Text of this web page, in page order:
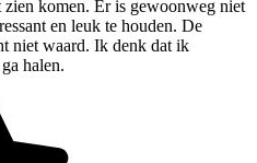
komen. Er is gewoonweg niet
en leuk te houden. De
niet waard. Ik denk dat ik
halen.